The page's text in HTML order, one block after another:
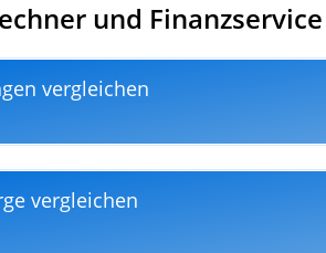
und
vergleichen
vergleichen